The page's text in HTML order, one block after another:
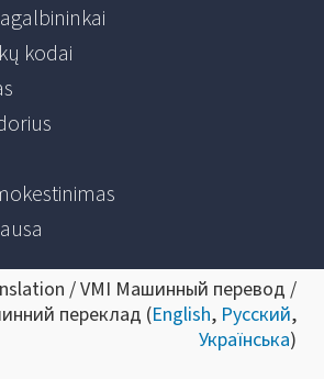
kodai
/ VMI Машинный перевод /
переклад (English, Русский,
Українська)